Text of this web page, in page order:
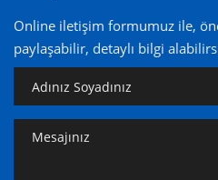
Online iletişim formumuz ile,
paylaşabilir, detaylı bilgi